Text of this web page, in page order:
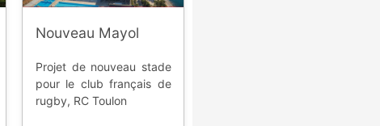
Nouveau Mayol
Projet de nouveau stade
pour le club français de
rugby, RC Toulon